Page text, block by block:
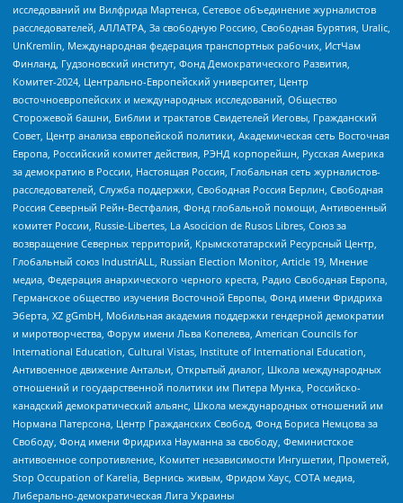
исследований им Вилфрида Мартенса, Сетевое объединение журналистов
расследователей, АЛЛАТРА, За свободную Россию, Свободная Бурятия, Uralic,
UnKremlin, Международная федерация транспортных рабочих, ИстЧам
Финланд, Гудзоновский институт, Фонд Демократического Развития,
Комитет-2024, Центрально-Европейский университет, Центр
восточноевропейских и международных исследований, Общество
Сторожевой башни, Библии и трактатов Свидетелей Иеговы, Гражданский
Совет, Центр анализа европейской политики, Академическая сеть Восточная
Европа, Российский комитет действия, РЭНД корпорейшн, Русская Америка
за демократию в России, Настоящая Россия, Глобальная сеть журналистов-
расследователей, Служба поддержки, Свободная Россия Берлин, Свободная
Россия Северный Рейн-Вестфалия, Фонд глобальной помощи, Антивоенный
комитет России, Russie-Libertes, La Asocicion de Rusos Libres, Союз за
возвращение Северных территорий, Крымскотатарский Ресурсный Центр,
Глобальный союз IndustriALL, Russian Election Monitor, Article 19, Мнение
медиа, Федерация анархического черного креста, Радио Свободная Европа,
Германское общество изучения Восточной Европы, Фонд имени Фридриха
Эберта, XZ gGmbH, Мобильная академия поддержки гендерной демократии
и миротворчества, Форум имени Льва Копелева, American Councils for
International Education, Cultural Vistas, Institute of International Education,
Антивоенное движение Антальи, Открытый диалог, Школа международных
отношений и государственной политики им Питера Мунка, Российско-
канадский демократический альянс, Школа международных отношений им
Нормана Патерсона, Центр Гражданских Свобод, Фонд Бориса Немцова за
Свободу, Фонд имени Фридриха Науманна за свободу, Феминистское
антивоенное сопротивление, Комитет независимости Ингушетии, Прометей,
Stop Occupation of Karelia, Вернись живым, Фридом Хаус, СОТА медиа,
Либерально-демократическая Лига Украины